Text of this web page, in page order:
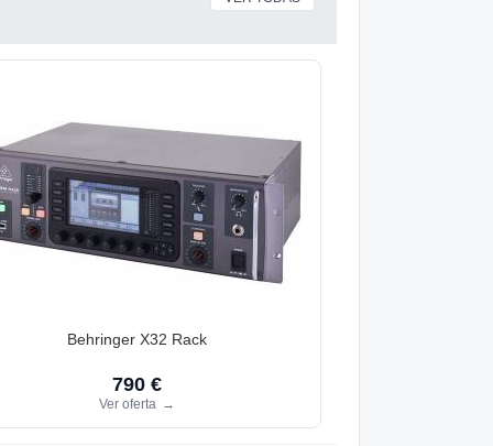
Behringer X32 Rack
790 €
Ver oferta →